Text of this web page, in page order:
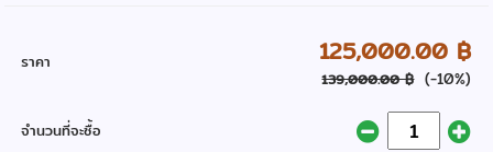
ราคา 125,000.00 ฿
139,000.00 ฿ (-10%)
จำนวนที่จะซื้อ